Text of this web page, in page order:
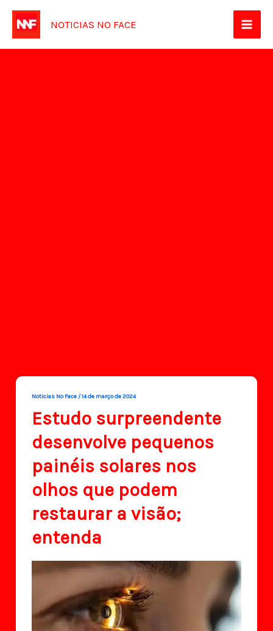
para
NOTICIAS NO FACE
Noticias No Face /14 de março de 2024
Estudo surpreendente
desenvolve pequenos
painéis solares nos
olhos que podem
restaurar a visão;
entenda